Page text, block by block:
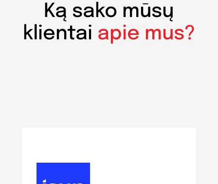
Ką sako mūsų
klientai apie mus?